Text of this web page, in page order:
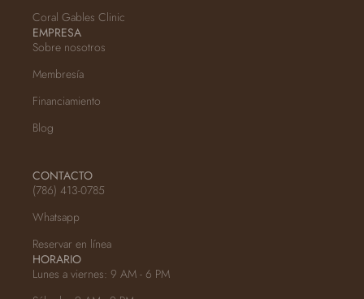
Coral Gables Clinic
EMPRESA
Sobre nosotros
Membresía
Financiamiento
Blog
CONTACTO
(786) 413-0785
Whatsapp
Reservar en línea
HORARIO
Lunes a viernes: 9 AM - 6 PM